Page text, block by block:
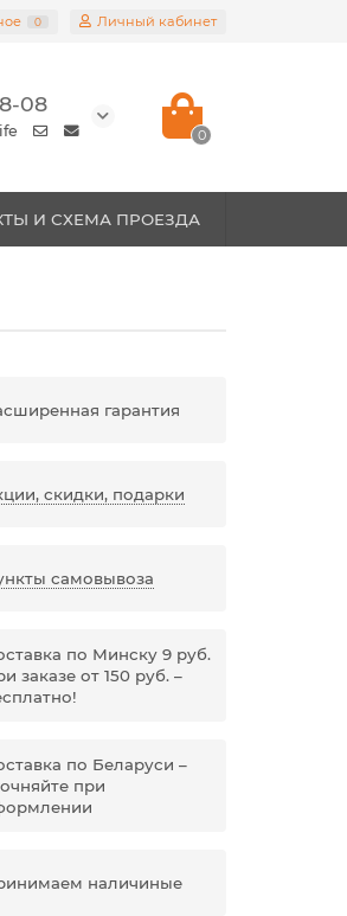
0 Личный кабинет
08
0
И СХЕМА ПРОЕЗДА
гарантия
скидки, подарки
самовывоза
по Минску 9 руб.
заказе от 150 руб. –
по Беларуси –
при
наличиные